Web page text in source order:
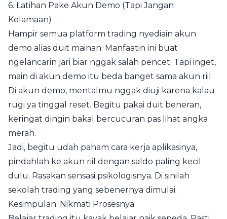
6. Latihan Pake Akun Demo (Tapi Jangan
Kelamaan)
Hampir semua platform trading nyediain akun
demo alias duit mainan. Manfaatin ini buat
ngelancarin jari biar nggak salah pencet. Tapi inget,
main di akun demo itu beda banget sama akun riil.
Di akun demo, mentalmu nggak diuji karena kalau
rugi ya tinggal reset. Begitu pakai duit beneran,
keringat dingin bakal bercucuran pas lihat angka
merah.
Jadi, begitu udah paham cara kerja aplikasinya,
pindahlah ke akun riil dengan saldo paling kecil
dulu. Rasakan sensasi psikologisnya. Di sinilah
sekolah trading yang sebenernya dimulai.
Kesimpulan: Nikmati Prosesnya